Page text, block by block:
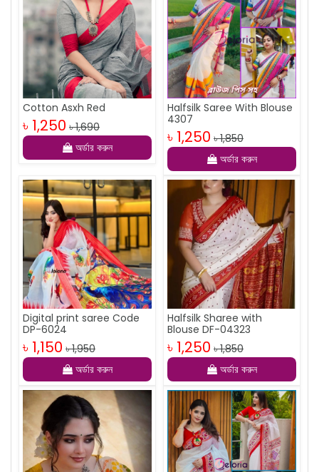
Cotton Asxh Red
৳ 1,250 ৳ 1,690
অর্ডার করুন
Halfsilk Saree With Blouse
4307
৳ 1,250 ৳ 1,850
অর্ডার করুন
Digital print saree Code
DP-6024
৳ 1,150 ৳ 1,950
অর্ডার করুন
Halfsilk Sharee with
Blouse DF-04323
৳ 1,250 ৳ 1,850
অর্ডার করুন